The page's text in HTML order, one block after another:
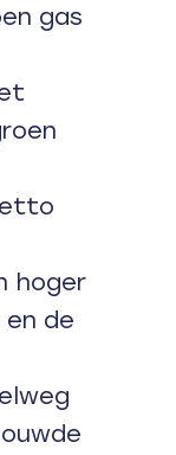
gas
hoger
en de